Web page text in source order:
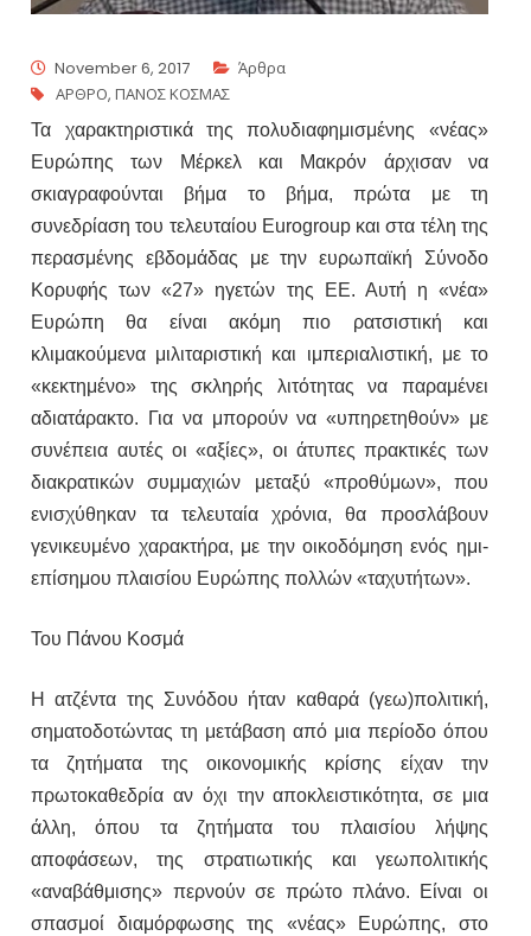
November 6, 2017
Άρθρα
ΑΡΘΡΟ,ΠΑΝΟΣ ΚΟΣΜΑΣ
Τα χαρακτηριστικά της πολυδιαφημισμένης «νέας»
Ευρώπης των Μέρκελ και Μακρόν άρχισαν να
σκιαγραφούνται βήμα το βήμα, πρώτα με τη
συνεδρίαση του τελευταίου Eurogroup και στα τέλη της
περασμένης εβδομάδας με την ευρωπαϊκή Σύνοδο
Κορυφής των «27» ηγετών της ΕΕ. Αυτή η «νέα»
Ευρώπη θα είναι ακόμη πιο ρατσιστική και
κλιμακούμενα μιλιταριστική και ιμπεριαλιστική, με το
«κεκτημένο» της σκληρής λιτότητας να παραμένει
αδιατάρακτο. Για να μπορούν να «υπηρετηθούν» με
συνέπεια αυτές οι «αξίες», οι άτυπες πρακτικές των
διακρατικών συμμαχιών μεταξύ «προθύμων», που
ενισχύθηκαν τα τελευταία χρόνια, θα προσλάβουν
γενικευμένο χαρακτήρα, με την οικοδόμηση ενός ημι-
επίσημου πλαισίου Ευρώπης πολλών «ταχυτήτων».
Του Πάνου Κοσμά
Η ατζέντα της Συνόδου ήταν καθαρά (γεω)πολιτική,
σηματοδοτώντας τη μετάβαση από μια περίοδο όπου
τα ζητήματα της οικονομικής κρίσης είχαν την
πρωτοκαθεδρία αν όχι την αποκλειστικότητα, σε μια
άλλη, όπου τα ζητήματα του πλαισίου λήψης
αποφάσεων, της στρατιωτικής και γεωπολιτικής
«αναβάθμισης» περνούν σε πρώτο πλάνο. Είναι οι
σπασμοί διαμόρφωσης της «νέας» Ευρώπης, στο